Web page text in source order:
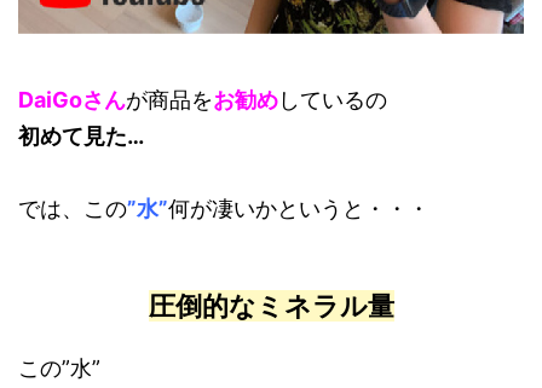
DaiGoさんが商品をお勧めしているの
初めて見た…
では、この”水”何が凄いかというと・・・
圧倒的なミネラル量
この”水”